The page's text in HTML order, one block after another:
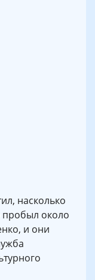
насколько
пробыл около
и они